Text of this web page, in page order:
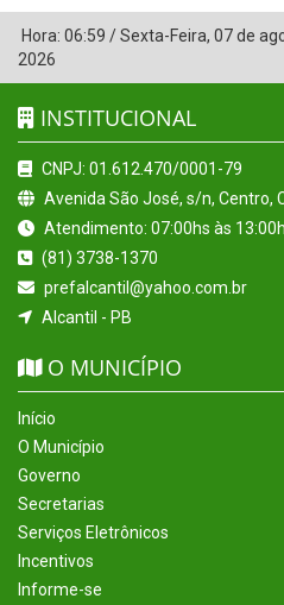
Hora: 06:59 /Sexta-Feira, 07 de
2026
INSTITUCIONAL
CNPJ: 01.612.470/0001-79
Avenida São José, s/n, Centro,
Atendimento: 07:00hs às
(81) 3738-1370
prefalcantil@yahoo.com.br
Alcantil - PB
O MUNICÍPIO
Início
O Município
Governo
Secretarias
Serviços Eletrônicos
Incentivos
Informe-se